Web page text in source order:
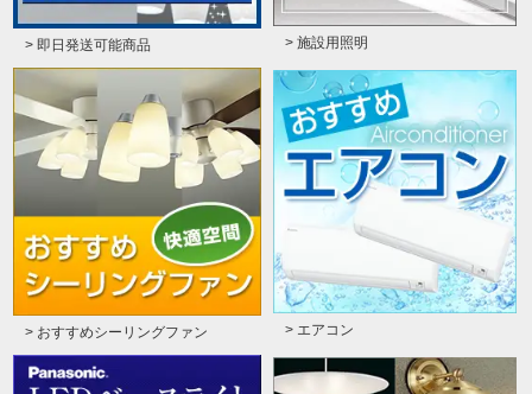
> 即日発送可能商品 > 施設用照明
> おすすめシーリングファン > エアコン